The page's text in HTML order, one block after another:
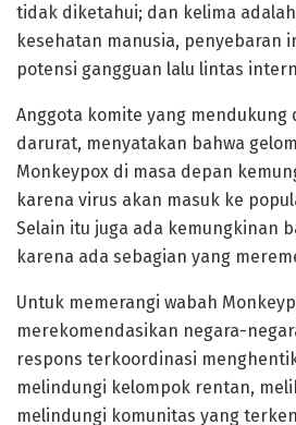
tidak diketahui; dan kelima
kesehatan manusia, penyebaran
potensi gangguan lalu lintas
Anggota komite yang mendukung
darurat, menyatakan bahwa
Monkeypox di masa depan
karena virus akan masuk ke
Selain itu juga ada kemungkinan
karena ada sebagian yang
Untuk memerangi wabah
merekomendasikan negara-
respons terkoordinasi
melindungi kelompok rentan,
melindungi komunitas yang